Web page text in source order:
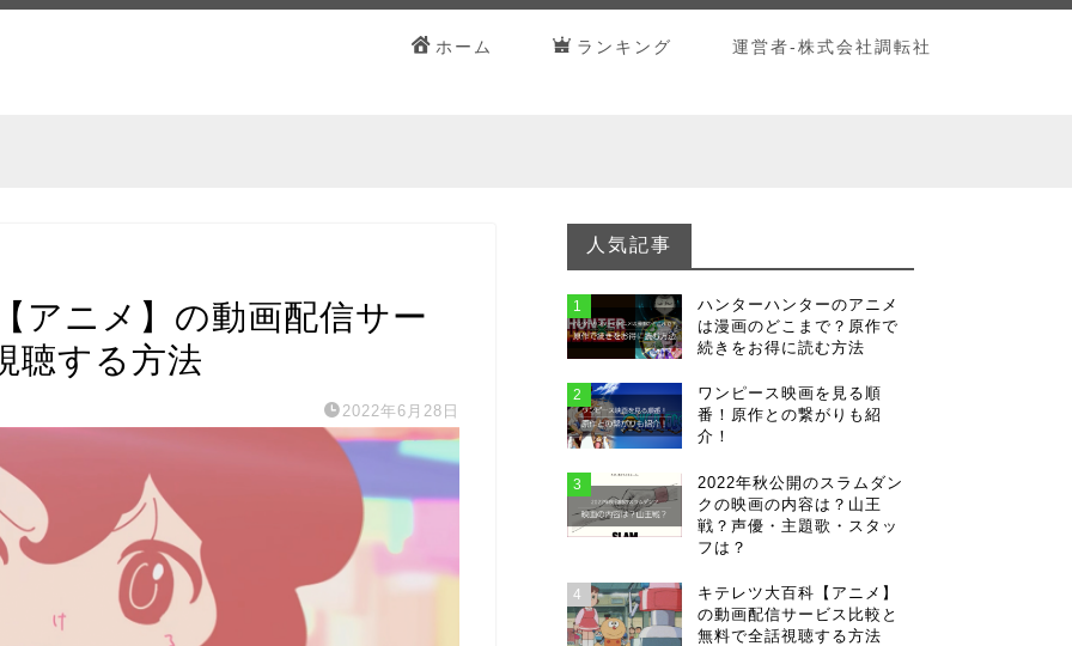
ホーム ランキング 運営者-株式会社調転社
アニメ】の動画配信サー
聴する方法
2022年6月28日
人気記事
1
ハンターハンターのアニメ
は漫画のどこまで？原作で
続きをお得に読む方法
2
ワンピース映画を見る順
番！原作との繋がりも紹
介！
3
2022年秋公開のスラムダン
クの映画の内容は？山王
戦？声優・主題歌・スタッ
フは？
4
キテレツ大百科【アニメ】
の動画配信サービス比較と
無料で全話視聴する方法